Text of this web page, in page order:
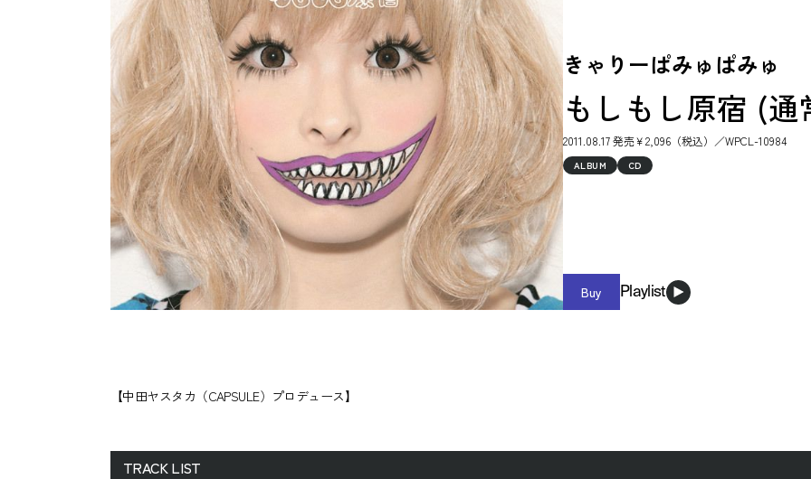
きゃりーぱみゅぱみゅ
もしもし原宿 (通
2011.08.17 発売￥2,096（税込）／WPCL-10984
ALBUM CD
Buy Playlist
【中田ヤスタカ（CAPSULE）プロデュース】
TRACK LIST